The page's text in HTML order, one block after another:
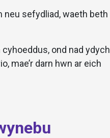
neu sefydliad, waeth beth
cyhoeddus, ond nad ydych
mae’r darn hwn ar eich